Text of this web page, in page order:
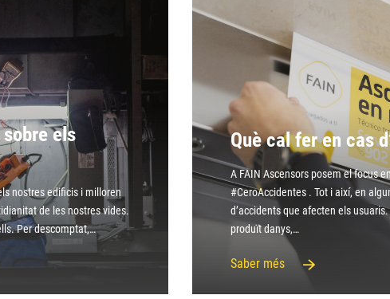
els
nostres edificis i milloren
de les nostres vides.
Per descomptat,…
Què cal fer en cas
A FAIN Ascensors posem el focus
#CeroAccidentes . Tot i així, en
d’accidents que afecten els
produït danys,…
Saber més